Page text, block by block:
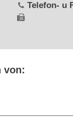
Telefon- u
von: